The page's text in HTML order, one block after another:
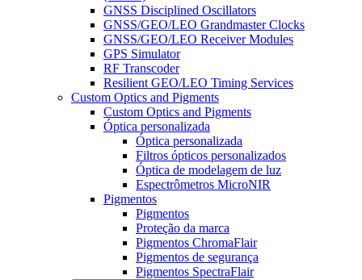
GNSS Disciplined Oscillators
GNSS/GEO/LEO Grandmaster Clocks
GNSS/GEO/LEO Receiver Modules
GPS Simulator
RF Transcoder
Resilient GEO/LEO Timing Services
Custom Optics and Pigments
Custom Optics and Pigments
Óptica personalizada
Óptica personalizada
Filtros ópticos personalizados
Óptica de modelagem de luz
Espectrômetros MicroNIR
Pigmentos
Pigmentos
Proteção da marca
Pigmentos ChromaFlair
Pigmentos de segurança
Pigmentos SpectraFlair